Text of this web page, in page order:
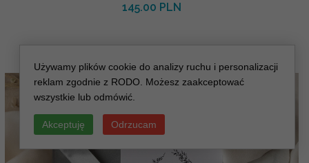
145.00 PLN
Używamy plików cookie do analizy ruchu i personalizacji
reklam zgodnie z RODO. Możesz zaakceptować
wszystkie lub odmówić.
Akceptuję Odrzucam